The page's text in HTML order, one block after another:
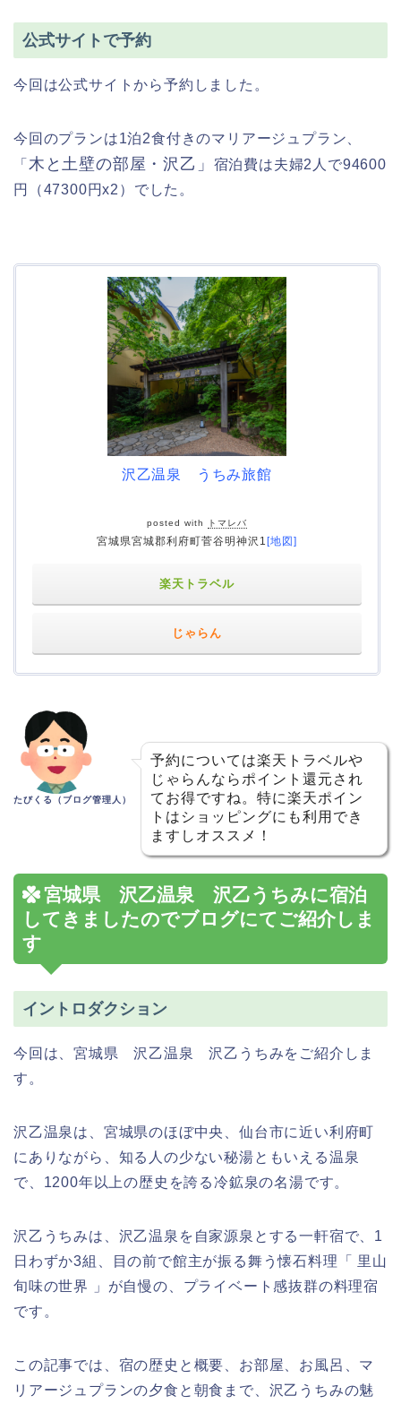
公式サイトで予約
今回は公式サイトから予約しました。
今回のプランは1泊2食付きのマリアージュプラン、
「 木と土壁の部屋・沢乙」
宿泊費は夫婦2人で94600
円（47300円x2）でした。
沢乙温泉 うちみ旅館
posted with トマレバ
宮城県宮城郡利府町菅谷明神沢1 [地図]
楽天トラベル
じゃらん
たびくる（ブログ管理人）
予約については楽天トラベルや
じゃらんならポイント還元され
てお得ですね。特に楽天ポイン
トはショッピングにも利用でき
ますしオススメ！
宮城県 沢乙温泉 沢乙うちみに宿泊
してきましたのでブログにてご紹介しま
す
イントロダクション
今回は、宮城県 沢乙温泉 沢乙うちみをご紹介しま
す。
沢乙温泉は、宮城県のほぼ中央、仙台市に近い利府町
にありながら、知る人の少ない秘湯ともいえる温泉
で、1200年以上の歴史を誇る冷鉱泉の名湯です。
沢乙うちみは、沢乙温泉を自家源泉とする一軒宿で、1
日わずか3組、目の前で館主が振る舞う懐石料理「 里山
旬味の世界 」が自慢の、プライベート感抜群の料理宿
です。
この記事では、宿の歴史と概要、お部屋、お風呂、マ
リアージュプランの夕食と朝食まで、沢乙うちみの魅